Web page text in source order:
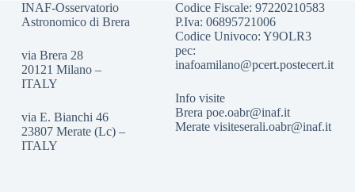
INAF-Osservatorio
Astronomico di Brera
via Brera 28
20121 Milano –
ITALY
via E. Bianchi 46
23807 Merate (Lc) –
ITALY
Codice Fiscale: 97220210583
P.Iva: 06895721006
Codice Univoco: Y9OLR3
pec:
inafoamilano@pcert.postecert.it
Info visite
Brerapoe.oabr@inaf.it
Meratevisiteserali.oabr@inaf.it